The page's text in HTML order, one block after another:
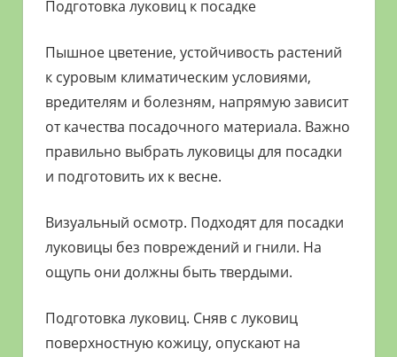
Подготовка луковиц к посадке
Пышное цветение, устойчивость растений
к суровым климатическим условиями,
вредителям и болезням, напрямую зависит
от качества посадочного материала. Важно
правильно выбрать луковицы для посадки
и подготовить их к весне.
Визуальный осмотр. Подходят для посадки
луковицы без повреждений и гнили. На
ощупь они должны быть твердыми.
Подготовка луковиц. Сняв с луковиц
поверхностную кожицу, опускают на